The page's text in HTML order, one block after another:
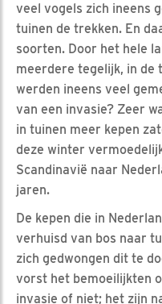
veel vogels zich ineens
tuinen de trekken. En
soorten. Door het hele
meerdere tegelijk, in de
werden ineens veel
van een invasie? Zeer
in tuinen meer kepen
deze winter
Scandinavië naar
jaren.
De kepen die in
verhuisd van bos naar
zich gedwongen dit te
vorst het bemoeilijkten
invasie of niet; het zijn